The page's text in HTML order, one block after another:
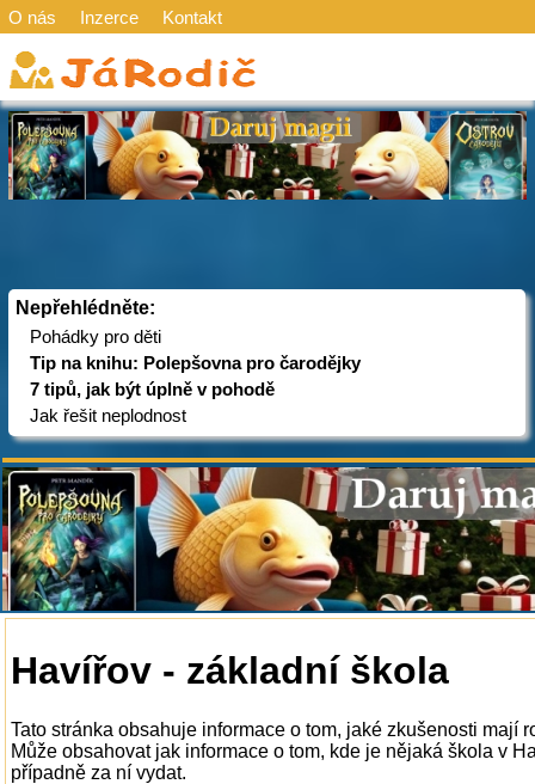
O nás Inzerce Kontakt
Nepřehlédněte:
Pohádky pro děti
Tip na knihu: Polepšovna pro čarodějky
7 tipů, jak být úplně v pohodě
Jak řešit neplodnost
Havířov - základní škola
Tato stránka obsahuje informace o tom, jaké zkušenosti mají
Může obsahovat jak informace o tom, kde je nějaká škola v
případně za ní vydat.